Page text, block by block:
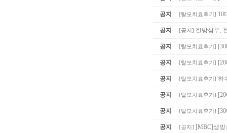
공지 [탈모치료후기 ] 10
공지 [공지 ] 한방샴푸,
공지 [탈모치료후기 ]
공지 [탈모치료후기 ]
공지 [탈모치료후기 ] 하
공지 [탈모치료후기 ]
공지 [탈모치료후기 ]
공지 [공지 ] [MBC]생방